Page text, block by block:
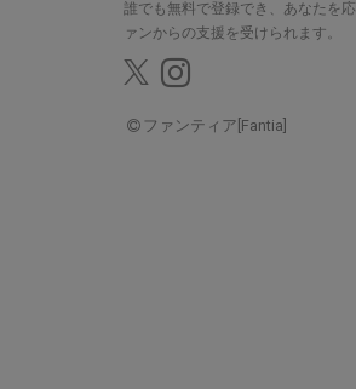
誰でも無料で登録でき、あなたを
ァンからの支援を受けられます。
ファンティア[Fantia]